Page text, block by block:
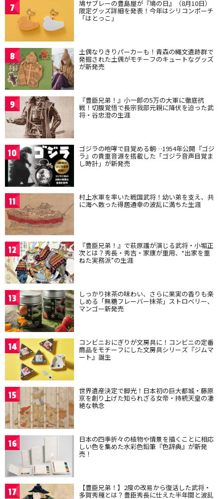
7 鳩サブレーの豊島屋が『鳩の日』（8月10日）
限定グッズ詳細を発表！今年はシリコンポーチ
「はとっこ」
8 土偶なりきりパーカーも！青森の縄文遺跡群で
発掘された土偶がモチーフのキュートなグッズ
が新発売
9 『豊臣兄弟！』小一郎の5万の大軍に徹底抗
戦！切腹覚悟で長宗我部元親に降伏を迫った武
将・谷忠澄の生涯
10 ゴジラの咆哮で目覚める朝…1954年公開『ゴジ
ラ』の貴重音源を搭載した「ゴジラ音声目覚ま
し時計」が新発売
11 村上水軍を率いた戦国武将！幼い弟を支え、共
に海へ散った得居通幸の波乱に満ちた生涯
12 『豊臣兄弟！』で萩原護が演じる武将・小堀正
次とは？秀長・秀吉・家康が重用、“出家を重
ねた実務派”の生涯
13 しっかり抹茶の味わい、さらに果実の香りも楽
しめる「無糖フレーバー抹茶」ストロベリー、
マンゴー新発売
14 コンビニおにぎりが文房具に！コンビニの定番
商品をモチーフにした文房具シリーズ『ジムマ
ート』誕生
15 世界遺産決定で脚光！日本初の巨大都城・藤原
京を創り上げた知られざる女帝・持統天皇の凄
絶な執念
16 日本の四季折々の植物や情景を描くことに相応
しい色を集めた水彩色鉛筆『色辞典』が新発
売！
17 【豊臣兄弟！】2度の改易から復活した武将・
多賀秀種とは？豊臣秀長に仕えた半年間と波乱